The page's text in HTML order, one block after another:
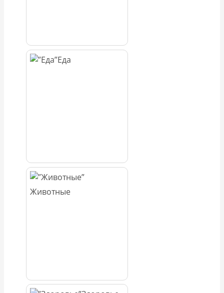
Еда
Животные